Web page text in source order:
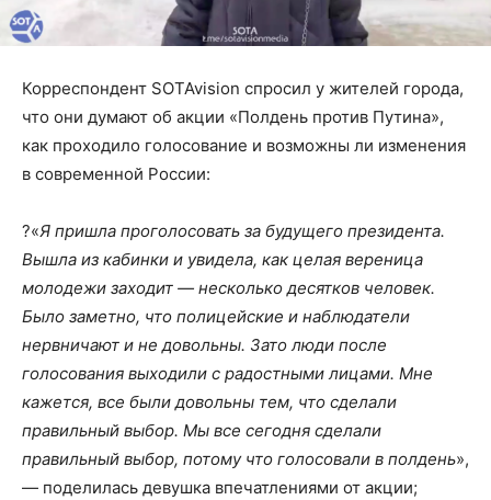
Корреспондент SOTAvision спросил у жителей города,
что они думают об акции «Полдень против Путина»,
как проходило голосование и возможны ли изменения
в современной России:
?«Я пришла проголосовать за будущего президента.
Вышла из кабинки и увидела, как целая вереница
молодежи заходит — несколько десятков человек.
Было заметно, что полицейские и наблюдатели
нервничают и не довольны. Зато люди после
голосования выходили с радостными лицами. Мне
кажется, все были довольны тем, что сделали
правильный выбор. Мы все сегодня сделали
правильный выбор, потому что голосовали в полдень»,
— поделилась девушка впечатлениями от акции;